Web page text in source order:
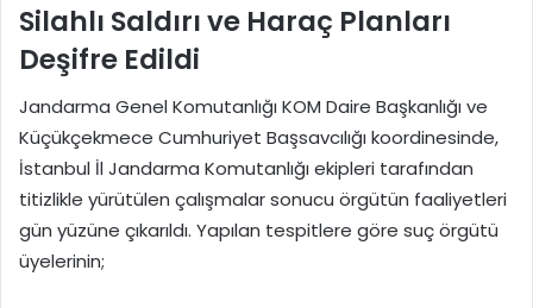
Silahlı Saldırı ve Haraç Planları
Deşifre Edildi
Jandarma Genel Komutanlığı KOM Daire Başkanlığı ve
Küçükçekmece Cumhuriyet Başsavcılığı koordinesinde,
İstanbul İl Jandarma Komutanlığı ekipleri tarafından
titizlikle yürütülen çalışmalar sonucu örgütün faaliyetleri
gün yüzüne çıkarıldı. Yapılan tespitlere göre suç örgütü
üyelerinin;